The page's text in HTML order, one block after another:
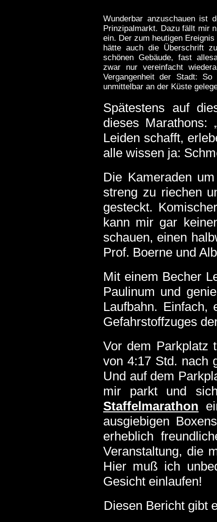
Wunderbar anzuschauen ist
Prinzipalmarkt. Dazu fällt mir
ein. Der zum heutigen
hätte auch die Überschrift
schönen Gebäude, fast
zwar nur vereinfacht
Vergangenheit der Stadt:
unmittelbar an der Küste
Spätestens auf
dieses Marathons:
Leiden schafft,
alle wissen ja:
Die Kameraden
streng zu riechen
gesteckt.
kann mir gar
schauen, einen
Prof. Boerne und
Mit einem Becher
Paulinum und
Laufbahn.
Gefahrstoffzuges
Vor dem Parkplatz
von 4:17 Std. nach
Und auf dem
mir parkt und
Staffelmarathon
ausgiebigen
erheblich
Veranstaltung, die
Hier muß ich
Gesicht einlaufen!
Diesen Bericht gibt